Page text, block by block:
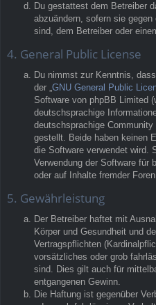
Du gestattest dem Betreiber
abzuändern, sofern sie
sind, dem Betreiber oder
4. General Public License
Du nimmst zur Kenntnis,
der „GNU General Public
Software von phpBB Limited
deutschsprachige
deutschsprachige Community
gestellt. Beide haben keinen
die Software verwendet wird.
Verwendung der Software für
oder auf Inhalte fremder
5. Gewährleistung
Der Betreiber haftet mit
Körper und Gesundheit und
Vertragspflichten
vorsätzliches oder grob
sind. Dies gilt auch für
entgangenen Gewinn.
Die Haftung ist gegenüber